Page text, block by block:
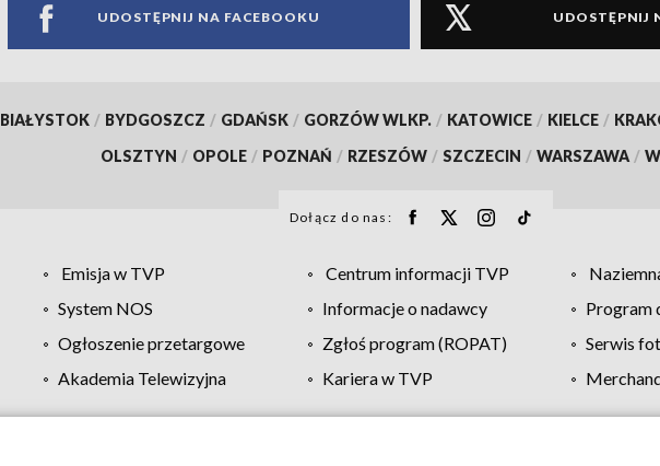
UDOSTĘPNIJ NA FACEBOOKU UDOSTĘPNIJ
BIAŁYSTOK / BYDGOSZCZ / GDAŃSK / GORZÓW WLKP. / KATOWICE / KIELCE /
OLSZTYN / OPOLE / POZNAŃ / RZESZÓW / SZCZECIN / WARSZAWA /
Dołącz do nas:
Emisja w TVP Centrum informacji TVP
System NOS Informacje o nadawcy
Program
Ogłoszenie przetargowe Zgłoś program (ROPAT)
Serwis
Akademia Telewizyjna Kariera w TVP